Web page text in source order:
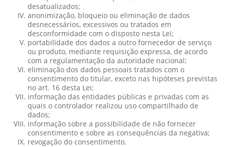
desatualizados;
anonimização, bloqueio ou eliminação de dados
desnecessários, excessivos ou tratados em
desconformidade com o disposto nesta Lei;
portabilidade dos dados a outro fornecedor de serviço
ou produto, mediante requisição expressa, de acordo
com a regulamentação da autoridade nacional;
eliminação dos dados pessoais tratados com o
consentimento do titular, exceto nas hipóteses previstas
no art. 16 desta Lei;
informação das entidades públicas e privadas com as
quais o controlador realizou uso compartilhado de
dados;
informação sobre a possibilidade de não fornecer
consentimento e sobre as consequências da negativa;
revogação do consentimento.